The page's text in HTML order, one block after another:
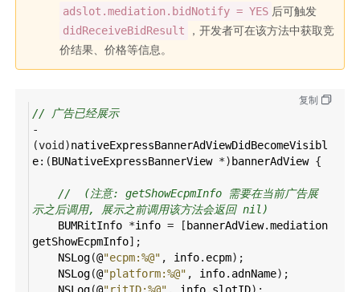
adslot.mediation.bidNotify = YES 后可触发
didReceiveBidResult
，开发者可在该方法中获取竞
价结果、价格等信息。
复制
// 广告已经展示
-
(void )nativeExpressBannerAdViewDidBecomeVisibl
e:(BUNativeExpressBannerView *) bannerAdView {
//  (注意: getShowEcpmInfo 需要在当前广告展
示之后调用, 展示之前调用该方法会返回 nil)
BUMRitInfo *info = [ bannerAdView.mediation
getShowEcpmInfo];
NSLog(@"ecpm:%@" , info. ecpm);
NSLog(@"platform:%@" , info. adnName);